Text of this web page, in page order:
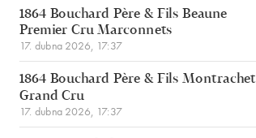
1864 Bouchard Père & Fils Beaune
Premier Cru Marconnets
17. dubna 2026, 17:37
1864 Bouchard Père & Fils Montrachet
Grand Cru
17. dubna 2026, 17:37